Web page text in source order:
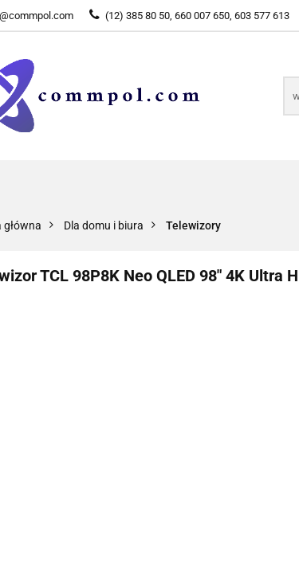
(12) 385 80 50, 660 007 650, 603 577 613
główna Dla domu i biura Telewizory
TCL 98P8K Neo QLED 98" 4K Ultra